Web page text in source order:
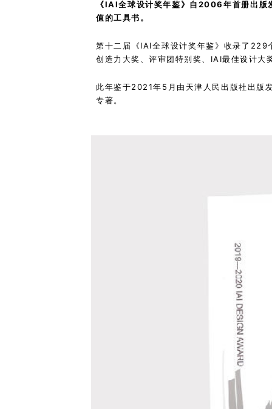
《IAI全球设计奖年鉴》自2006年首册出版
值的工具书。
第十二届《IAI全球设计奖年鉴》收录了229
创造力大奖、评审团特别奖、IAI最佳设计
此年鉴于2021年5月由天津人民出版社出版
专著。